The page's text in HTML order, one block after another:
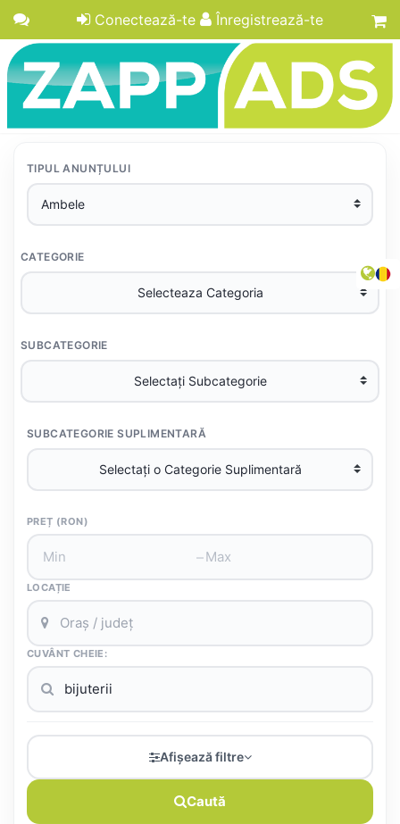
Conectează-te Înregistrează-te
TIPUL ANUNȚULUI
CATEGORIE
SUBCATEGORIE
SUBCATEGORIE SUPLIMENTARĂ
PREȚ (RON)
–
LOCAȚIE
CUVÂNT CHEIE:
Afișează filtre
Caută